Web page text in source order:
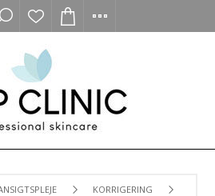
KORRIGERING